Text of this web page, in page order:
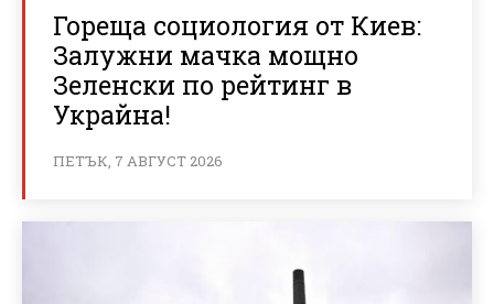
Гореща социология от Киев:
Залужни мачка мощно
Зеленски по рейтинг в
Украйна!
ПЕТЪК, 7 АВГУСТ 2026